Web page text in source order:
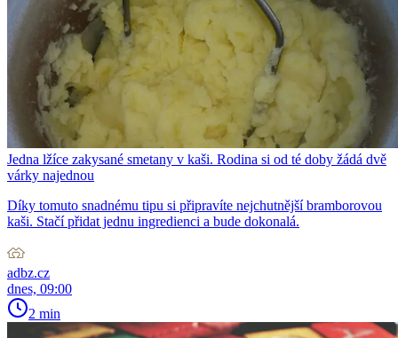
Jedna lžíce zakysané smetany v kaši. Rodina si od té doby žádá dvě
várky najednou
Díky tomuto snadnému tipu si připravíte nejchutnější bramborovou
kaši. Stačí přidat jednu ingredienci a bude dokonalá.
adbz.cz
dnes, 09:00
2 min